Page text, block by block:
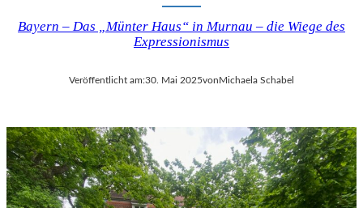
Bayern – Das „Münter Haus“ in Murnau – die Wiege des
Expressionismus
Veröffentlicht am:30. Mai 2025vonMichaela Schabel